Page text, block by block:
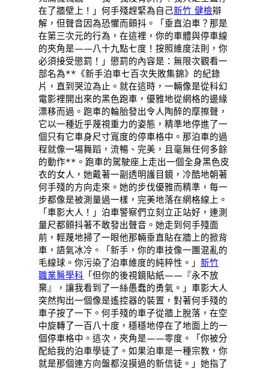
在了牆壁上！」何手殘趕緊為自己新竹 健檢辯
解，但聲音因為恐懼而顫抖。「垂直泊車？那是
在第三次元的行為，在這裡，你的車體與停車線
的夾角是——八十九點七度！按照維度法則，你
必須接受懲罰！」懲罰的內容是：無限次觀看一
部名為**《新手泊車七百次失敗集錦》的紀錄
片，直到哭泣為止。就在這時，一輛像是從科幻
電影裡開出來的黑色跑車，優雅地從網格的邊緣
漂移而過。跑車的輪胎發出令人陶醉的摩擦聲，
它以一種近乎蔑視重力的姿態，精準地停進了一
個只有它車身尺寸寬度的停車格中。那泊車的過
程就像一場舞蹈，流暢、完美，且毫無任何多餘
的動作**。跑車的駕駛座上走出一個全身黑色皮
衣的女人，她戴著一副透明護目鏡，冷酷地朝著
何手殘的方向走來。她的步伐優雅而精準，每一
步都像是被測量過一樣，完美地落在網格線上。
「車影大人！」泊車警察們立刻立正站好，連測
量尺都顫抖著不敢發出聲音。她走到何手殘面
前，輕蔑地掃了一眼他那輛垂直貼在牆上的掀背
車，語氣冰冷。「新手，你的車技像一團混亂的
毛線球。你污染了泊車維度的純粹性。」新竹
職業醫學科 「但你的後視鏡貼紙——『永不放
棄』，讓我看到了一絲愚蠢的勇氣。」車影大人
突然掏出一個像是遙控器的裝置，對著何手殘的
車子按了一下。何手殘的車子從牆上脫落，在空
中旋轉了一百八十度，穩穩地停在了地面上的一
個停車格中。這次，夾角是——零度。「你被分
配給我的泊車學徒了。如果泊車是一種宗教，你
就是那個連方向盤都沒摸過的新信徒。」她指了